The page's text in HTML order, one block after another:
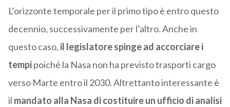
L’orizzonte temporale per il primo tipo è entro questo
decennio, successivamente per l’altro. Anche in
questo caso, il legislatore spinge ad accorciare i
tempipoiché la Nasa non ha previsto trasporti cargo
verso Marte entro il 2030. Altrettanto interessante è
il mandato alla Nasa di costituire un ufficio di analisi